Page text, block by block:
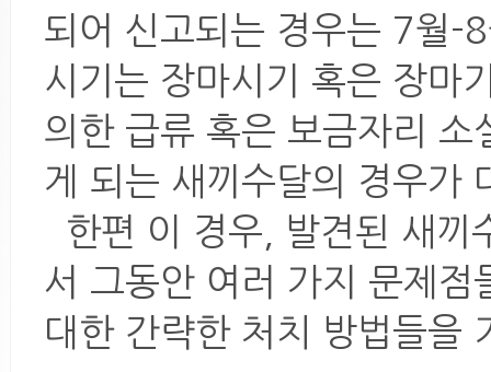
되어 신고되는 경우는 7월-
시기는 장마시기 혹은 장마
의한 급류 혹은 보금자리 소
게 되는 새끼수달의 경우가
한편 이 경우, 발견된 새끼
서 그동안 여러 가지 문제
대한 간략한 처치 방법들을